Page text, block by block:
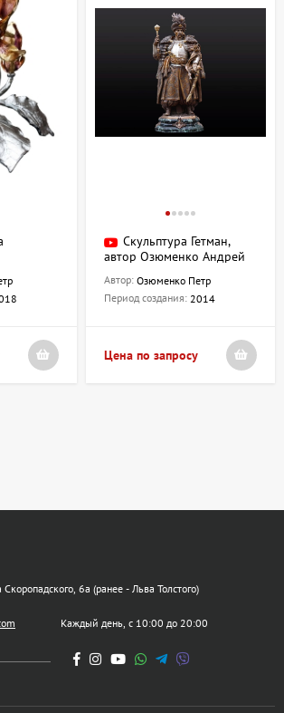
Скульптура Гетман,
автор Озюменко Андрей
Автор: Озюменко Петр
Период создания: 2014
Цена по запросу
6а (ранее - Льва Толстого)
Каждый день, с 10:00 до 20:00